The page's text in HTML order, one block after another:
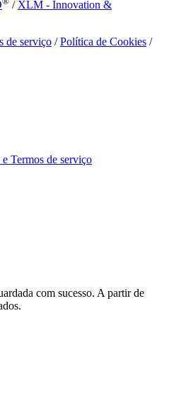
/ XLM - Innovation &
de serviço /Política de Cookies /
Termos de serviço
com sucesso. A partir de